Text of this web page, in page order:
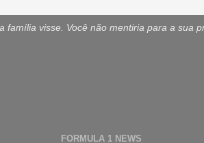
visse. Você não mentiria para a sua
FORMULA 1 NEWS